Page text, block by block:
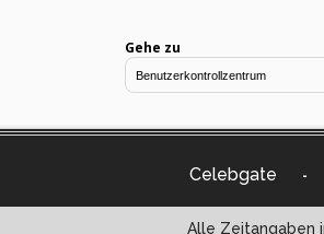
Gehe zu
Celebgate -
Alle Zeitangaben